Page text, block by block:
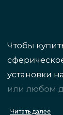
Читать далее
Чтобы
установки
или любом